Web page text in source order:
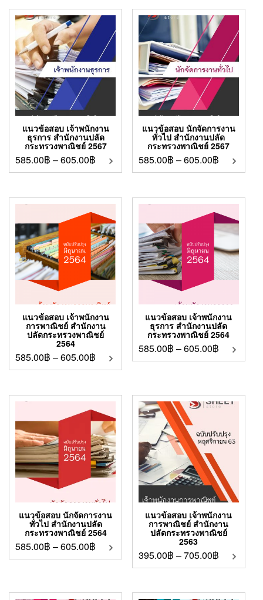
แนวข้อสอบ เจ้าพนักงาน
ธุรการ สำนักงานปลัด
กระทรวงพาณิชย์ 2567
585.00฿ –605.00฿
แนวข้อสอบ นักจัดการงาน
ทั่วไป สำนักงานปลัด
กระทรวงพาณิชย์ 2567
585.00฿ –605.00฿
แนวข้อสอบ เจ้าพนักงาน
การพาณิชย์ สำนักงาน
ปลัดกระทรวงพาณิชย์
2564
585.00฿ –605.00฿
แนวข้อสอบ เจ้าพนักงาน
ธุรการ สำนักงานปลัด
กระทรวงพาณิชย์ 2564
585.00฿ –605.00฿
แนวข้อสอบ นักจัดการงาน
ทั่วไป สำนักงานปลัด
กระทรวงพาณิชย์ 2564
585.00฿ –605.00฿
แนวข้อสอบ เจ้าพนักงาน
การพาณิชย์ สำนักงาน
ปลัดกระทรวงพาณิชย์
2563
395.00฿ –705.00฿